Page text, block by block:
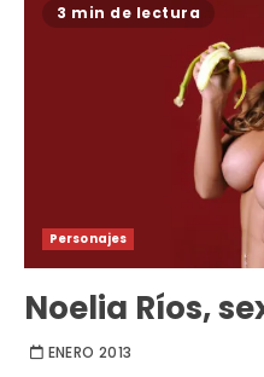
3 min de lectura
Personajes
Noelia Ríos,
ENERO 2013